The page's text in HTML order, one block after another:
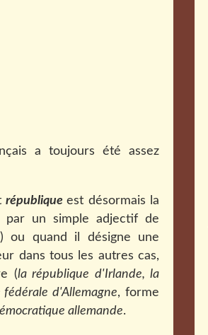
a toujours été assez
république est désormais la
par un simple adjectif de
) ou quand il désigne une
dans tous les autres cas,
(la république d'Irlande, la
fédérale d'Allemagne, forme
allemande.